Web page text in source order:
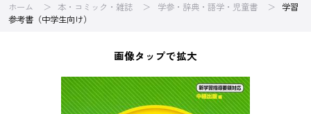
ホーム 本・コミック・雑誌 学参・辞典・語学・児童書
学習
参考書（中学生向け）
画像タップで拡大